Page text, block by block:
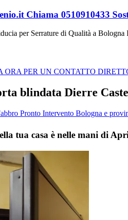
Chiama 0510910433
per Serrature di Qualità a
ORA PER UN CONTATTO
blindata Dierre
Pronto Intervento Bologna e
tua casa è nelle mani di